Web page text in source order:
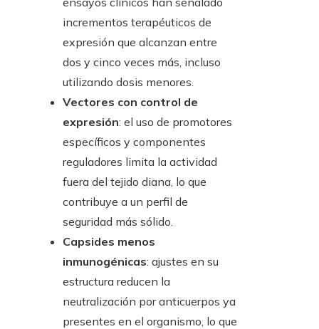
incrementos terapéuticos de
expresión que alcanzan entre
dos y cinco veces más, incluso
utilizando dosis menores.
Vectores con control de
expresión: el uso de promotores
específicos y componentes
reguladores limita la actividad
fuera del tejido diana, lo que
contribuye a un perfil de
seguridad más sólido.
Capsides menos
inmunogénicas: ajustes en su
estructura reducen la
neutralización por anticuerpos ya
presentes en el organismo, lo que